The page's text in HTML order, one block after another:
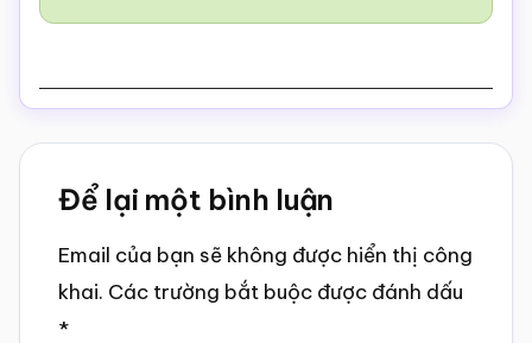
Reader
Interactions
Để lại một bình luận
Email của bạn sẽ không được hiển thị công
khai. Các trường bắt buộc được đánh dấu
*